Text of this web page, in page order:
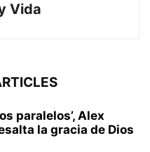
Vida
paralelos’, Alex
la gracia de Dios